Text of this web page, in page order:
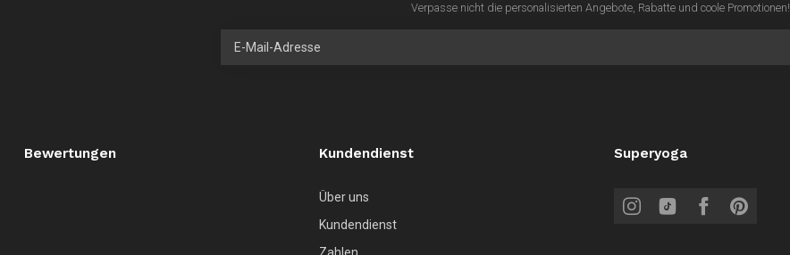
Verpasse nicht die personalisierten Angebote, Rabatte und coole Promotionen!
Bewertungen Kundendienst
Über uns
Kundendienst
Superyoga